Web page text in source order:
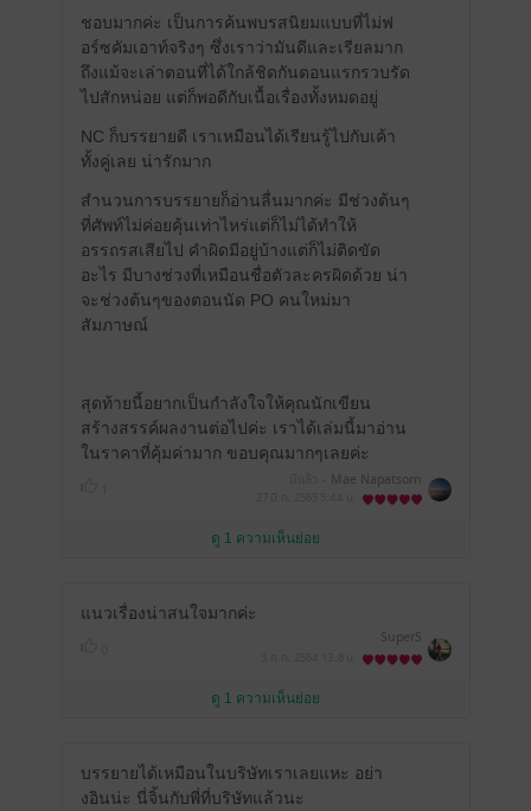
ชอบมากค่ะ เป็นการค้นพบรสนิยมแบบที่ไม่ฟ
อร์ซคัมเอาท์จริงๆ ซึ่งเราว่ามันดีและเรียลมาก
ถึงแม้จะเล่าตอนที่ได้ใกล้ชิดกันตอนแรกรวบรัด
ไปสักหน่อย แต่ก็พอดีกับเนื้อเรื่องทั้งหมดอยู่
NC ก็บรรยายดี เราเหมือนได้เรียนรู้ไปกับเค้า
ทั้งคู่เลย น่ารักมาก
สำนวนการบรรยายก็อ่านลื่นมากค่ะ มีช่วงต้นๆ
ที่ศัพท์ไม่ค่อยคุ้นเท่าไหร่แต่ก็ไม่ได้ทำให้
อรรถรสเสียไป คำผิดมีอยู่บ้างแต่ก็ไม่ติดขัด
อะไร มีบางช่วงที่เหมือนชื่อตัวละครผิดด้วย น่า
จะช่วงต้นๆของตอนนัด PO คนใหม่มา
สัมภาษณ์
สุดท้ายนี้อยากเป็นกำลังใจให้คุณนักเขียน
สร้างสรรค์ผลงานต่อไปค่ะ เราได้เล่มนี้มาอ่าน
ในราคาที่คุ้มค่ามาก ขอบคุณมากๆเลยค่ะ
Mae Napatsorn
ดู 1 ความเห็นย่อย
แนวเรื่องน่าสนใจมากค่ะ
SuperS
ดู 1 ความเห็นย่อย
บรรยายได้เหมือนในบริษัทเราเลยแหะ อย่า
งอินน่ะ นี่จิ้นกับพี่ที่บริษัทแล้วนะ